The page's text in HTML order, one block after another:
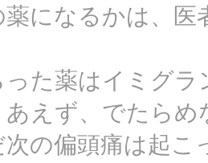
薬になるかは、
った薬はイミグラ
あえず、でたら
次の偏頭痛は起